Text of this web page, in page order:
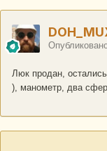
Люк продан,
), манометр, два